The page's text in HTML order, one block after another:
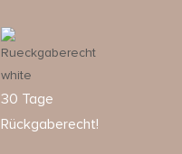
30 Tage
Rückgaberecht!